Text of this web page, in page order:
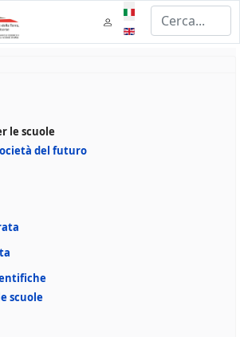
Seleziona la tua lingua
le scuole
del futuro
scuole